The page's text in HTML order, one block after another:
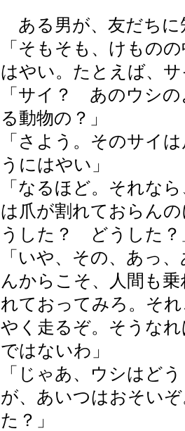
ある男が、友だちに
「そもそも、けもの
はやい。たとえば、
「サイ？ あのウシ
る動物の？」
「さよう。そのサイ
うにはやい」
「なるほど。それな
は爪が割れておらん
うした？ どうした？
「いや、その、あっ
んからこそ、人間も
れておってみろ。そ
やく走るぞ。そうな
ではないわ」
「じゃあ、ウシはど
が、あいつはおそい
た？」